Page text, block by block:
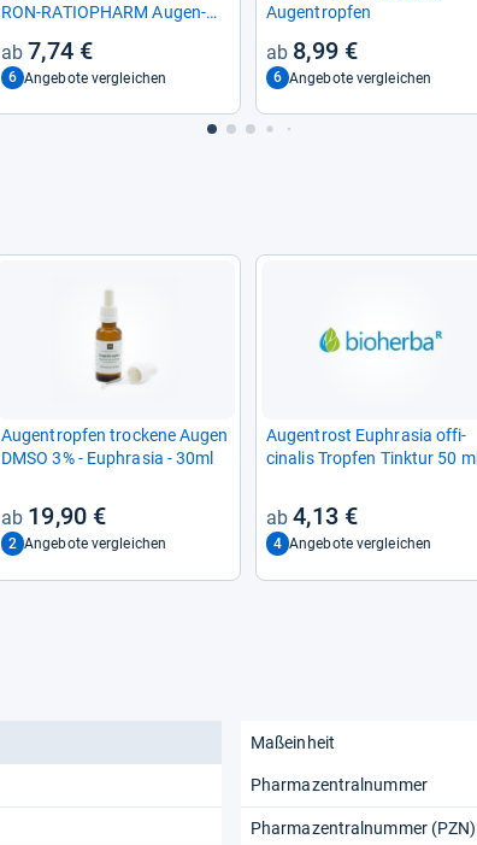
RON-​RATIO­PHARM Augen­
7,74 €
6 Angebote vergleichen
Augen­trop­fen
8,99 €
6 Angebote vergleichen
Augen­trop­fen tro­ckene Augen
DMSO 3% -​ Euphra­sia -​ 30ml
19,90 €
2 Angebote vergleichen
Augen­trost Euphra­sia offi­
cina­lis Trop­fen Tink­tur 50 ml
4,13 €
4 Angebote vergleichen
Maßeinheit
Pharmazentralnummer
Pharmazentralnummer (PZN)